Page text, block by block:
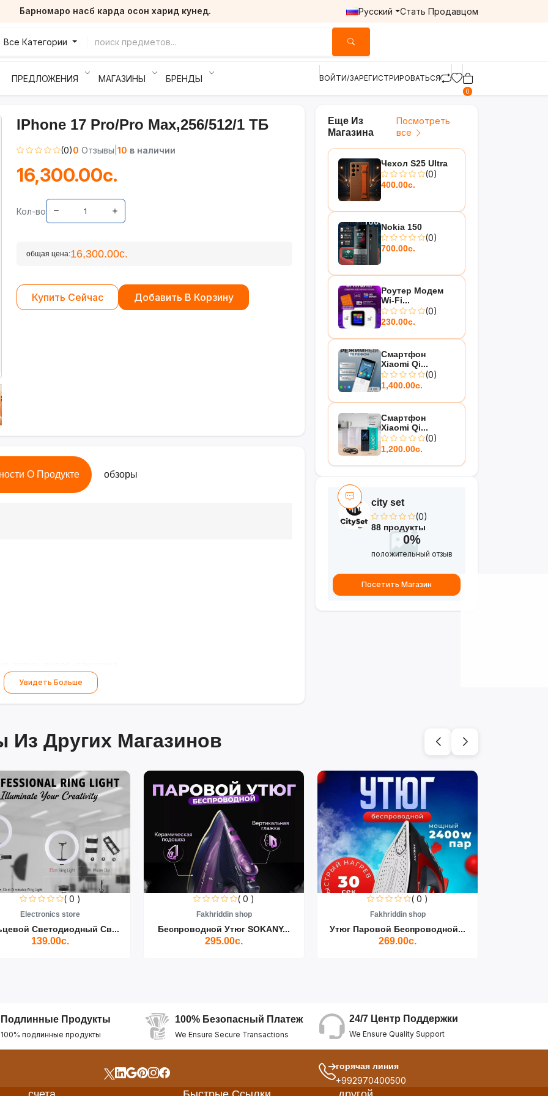
Барномаро насб карда осон харид кунед. Русский Стать Продавцом
Все Категории
ПРЕДЛОЖЕНИЯ МАГАЗИНЫ БРЕНДЫ ВОЙТИ/ЗАРЕГИСТРИРОВАТЬСЯ
0
IPhone 17 Pro/Pro Max,256/512/1 ТБ
(0)0 Отзывы 10 в наличии
16,300.00с.
Кол-во
общая цена:16,300.00с.
Купить Сейчас Добавить В Корзину
О Продукте обзоры
Увидеть Больше
Еще Из
Магазина
Посмотреть
все
Чехол S25 Ultra
(0)
400.00с.
Nokia 150
(0)
700.00с.
Роутер Модем
Wi-Fi...
(0)
230.00с.
Смартфон
Xiaomi Qi...
(0)
1,400.00с.
Смартфон
Xiaomi Qi...
(0)
1,200.00с.
city set
(0)
88 продукты
0%
положительный отзыв
Посетить Магазин
Других Магазинов
( 0 )
Electronics store
Светодиодный Св...
139.00с.
( 0 )
Fakhriddin shop
Беспроводной Утюг SOKANY...
295.00с.
( 0 )
Fakhriddin shop
Утюг Паровой Беспроводной...
269.00с.
Подлинные Продукты
100% подлинные продукты
100% Безопасный Платеж
We Ensure Secure Transactions
24/7 Центр Поддержки
We Ensure Quality Support
горячая линия
+992970400500